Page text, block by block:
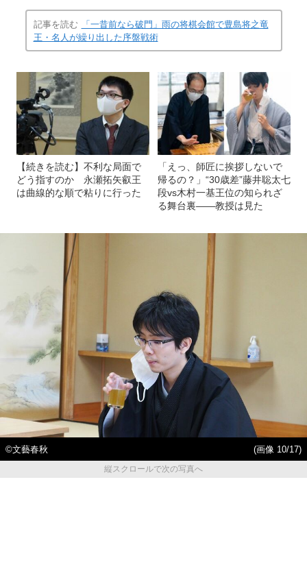
記事を読む
「一昔前なら破門」雨の将棋会館で豊島将之竜
王・名人が繰り出した序盤戦術
【続きを読む】不利な局面で
どう指すのか 永瀬拓矢叡王
は曲線的な順で粘りに行った
「えっ、師匠に挨拶しないで
帰るの？」“30歳差”藤井聡太七
段vs木村一基王位の知られざ
る舞台裏――教授は見た
©文藝春秋
(画像 10/17)
縦スクロールで次の写真へ